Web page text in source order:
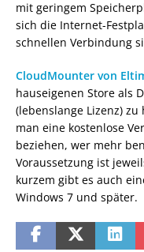
mit geringem
sich die Internet-
schnellen Verbindung
CloudMounter von
hauseigenen Store als
(lebenslange Lizenz)
man eine kostenlose
beziehen, wer mehr
Voraussetzung ist
kurzem gibt es auch
Windows 7 und später.